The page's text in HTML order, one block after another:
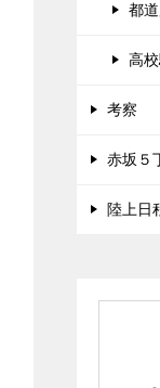
都
高
考察
赤坂５
陸上日